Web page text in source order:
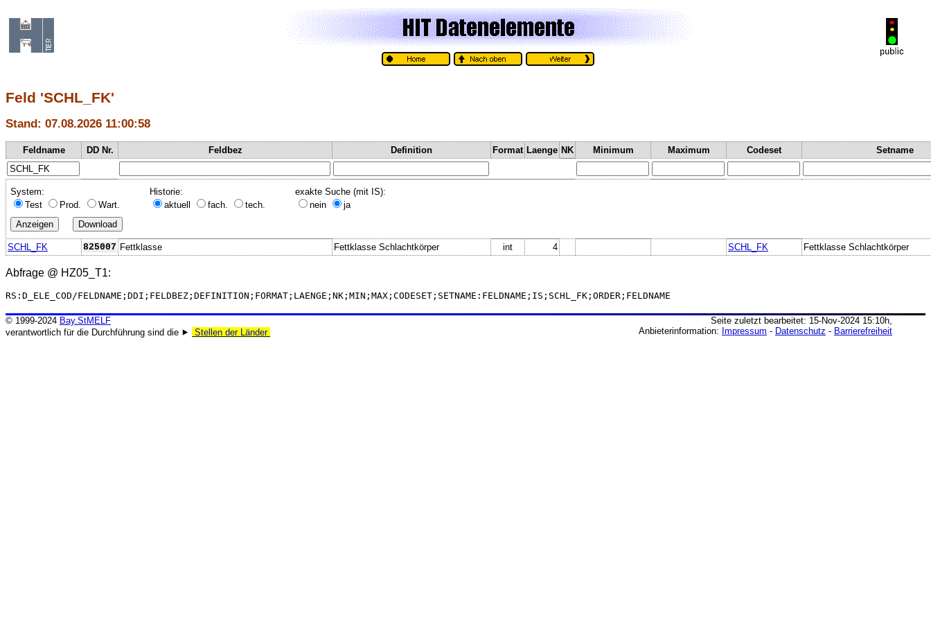
Feld 'SCHL_FK'
Stand: 07.08.2026 11:00:58
Feldname DD Nr. Feldbez Definition Format Laenge NK Minimum Maximum Codeset Setname
System:
Test
Prod. Wart.
Historie:
aktuell
fach. tech.
exakte Suche (mit IS):
nein
ja
SCHL_FK 825007 Fettklasse Fettklasse Schlachtkörper int 4 SCHL_FK Fettklasse Schlachtkörper
Abfrage @ HZ05_T1:
RS:D_ELE_COD/FELDNAME;DDI;FELDBEZ;DEFINITION;FORMAT;LAENGE;NK;MIN;MAX;CODESET;SETNAME:FELDNAME;IS;SCHL_FK;ORDER;FELDNAME
Seite zuletzt bearbeitet: 15-Nov-2024 15:10h,
Anbieterinformation: Impressum - Datenschutz - Barrierefreiheit
© 1999-2024 Bay.StMELF
verantwortlich für die Durchführung sind die ⯈
Stellen der Länder